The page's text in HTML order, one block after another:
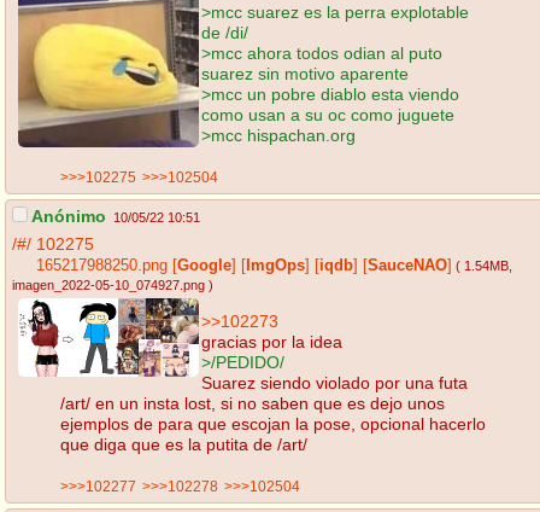
>mcc suarez es la perra explotable
de /di/
>mcc ahora todos odian al puto
suarez sin motivo aparente
>mcc un pobre diablo esta viendo
como usan a su oc como juguete
>mcc hispachan.org
>>>102275 >>>102504
Anónimo 10/05/22 10:51
/#/ 102275
165217988250.png Google ImgOps iqdb SauceNAO ( 1.54MB
imagen_2022-05-10_074927.png )
>>102273
gracias por la idea
>/PEDIDO/
Suarez siendo violado por una futa
/art/ en un insta lost, si no saben que es dejo unos
ejemplos de para que escojan la pose, opcional hacerlo
que diga que es la putita de /art/
>>>102277 >>>102278 >>>102504